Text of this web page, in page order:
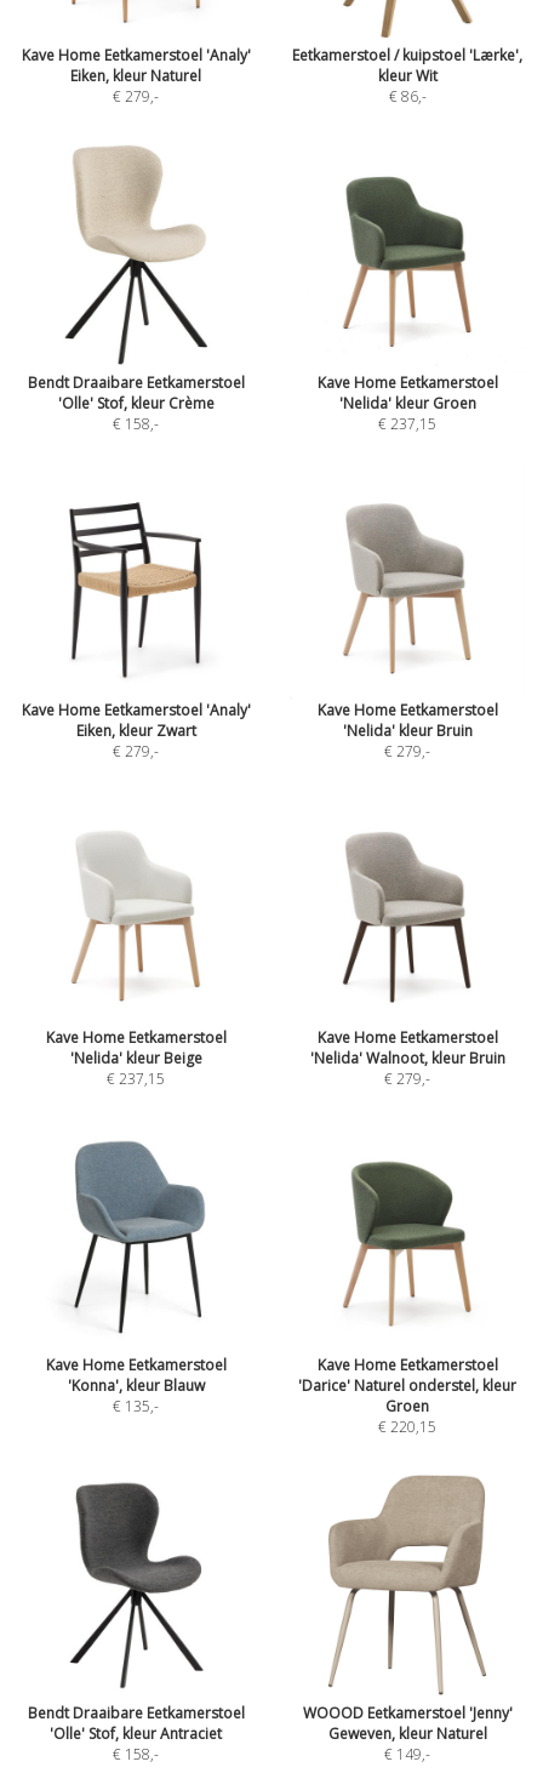
Kave Home Eetkamerstoel 'Analy'
Eiken, kleur Naturel
€ 279,-
Eetkamerstoel / kuipstoel 'Lærke',
kleur Wit
€ 86,-
Bendt Draaibare Eetkamerstoel
'Olle' Stof, kleur Crème
€ 158,-
Kave Home Eetkamerstoel
'Nelida' kleur Groen
€ 237,15
Kave Home Eetkamerstoel 'Analy'
Eiken, kleur Zwart
€ 279,-
Kave Home Eetkamerstoel
'Nelida' kleur Bruin
€ 279,-
Kave Home Eetkamerstoel
'Nelida' kleur Beige
€ 237,15
Kave Home Eetkamerstoel
'Nelida' Walnoot, kleur Bruin
€ 279,-
Kave Home Eetkamerstoel
'Konna', kleur Blauw
€ 135,-
Kave Home Eetkamerstoel
'Darice' Naturel onderstel, kleur
Groen
€ 220,15
Bendt Draaibare Eetkamerstoel
'Olle' Stof, kleur Antraciet
€ 158,-
WOOOD Eetkamerstoel 'Jenny'
Geweven, kleur Naturel
€ 149,-